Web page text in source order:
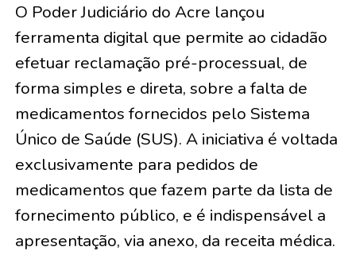
O Poder Judiciário do Acre lançou
ferramenta digital que permite ao cidadão
efetuar reclamação pré-processual, de
forma simples e direta, sobre a falta de
medicamentos fornecidos pelo Sistema
Único de Saúde (SUS). A iniciativa é voltada
exclusivamente para pedidos de
medicamentos que fazem parte da lista de
fornecimento público, e é indispensável a
apresentação, via anexo, da receita médica.